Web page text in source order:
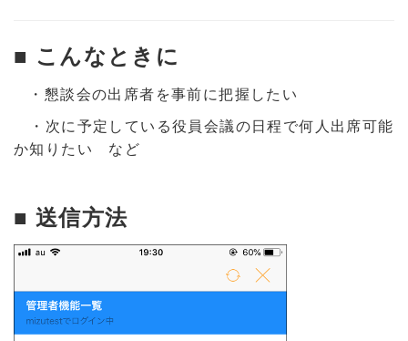
■ こんなときに
・懇談会の出席者を事前に把握したい
・次に予定している役員会議の日程で何人出席可能
か知りたい など
■ 送信方法